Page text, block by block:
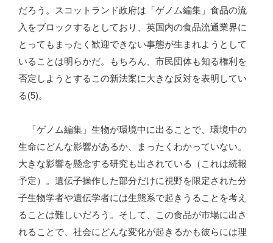
だろう。スコットランド政府は「ゲノム編集」食品の流
入をブロックするとしており、英国内の食品流通業界に
とってもまったく歓迎できない事態が生まれようとして
いることは明らかだ。もちろん、市民団体も知る権利を
否定しようとするこの新法案に大きな反対を表明してい
る(5)。
「ゲノム編集」生物が環境中に出ることで、環境中の
生命にどんな影響があるか、まったくわかっていない。
大きな影響を懸念する研究も出されている（これは続報
予定）。遺伝子操作した部分だけに視野を限定された分
子生物学者や遺伝学者には生態系で起きうることを考え
ることは難しいだろう。そして、この食品が市場に出さ
れることで、社会にどんな変化が起きるかも彼らには理